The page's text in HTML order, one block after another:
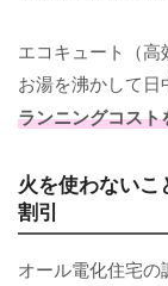
エコキュート（
お湯を沸かして日
ランニングコス
火を使わない
割引
オール電化住宅